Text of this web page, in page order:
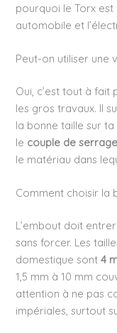
pourquoi le Torx est
automobile et
Peut-on utiliser une
Oui, c’est tout à
les gros travaux. Il
la bonne taille sur
le couple de serrage
le matériau dans
Comment choisir la
L’embout doit
sans forcer. Les
domestique sont4
1,5 mm à 10 mm
attention à ne pas
impériales, surtout